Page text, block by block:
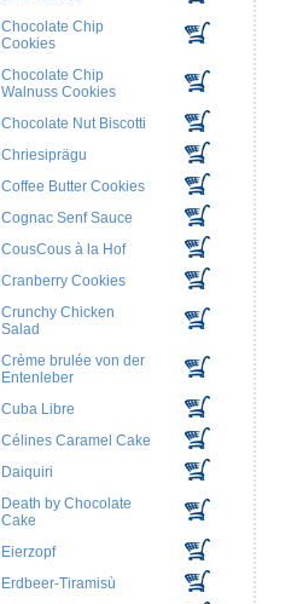
Chocolate Chip
Cookies
Chocolate Chip
Walnuss Cookies
Chocolate Nut Biscotti
Chriesiprägu
Coffee Butter Cookies
Cognac Senf Sauce
CousCous à la Hof
Cranberry Cookies
Crunchy Chicken
Salad
Crème brulée von der
Entenleber
Cuba Libre
Célines Caramel Cake
Daiquiri
Death by Chocolate
Cake
Eierzopf
Erdbeer-Tiramisù